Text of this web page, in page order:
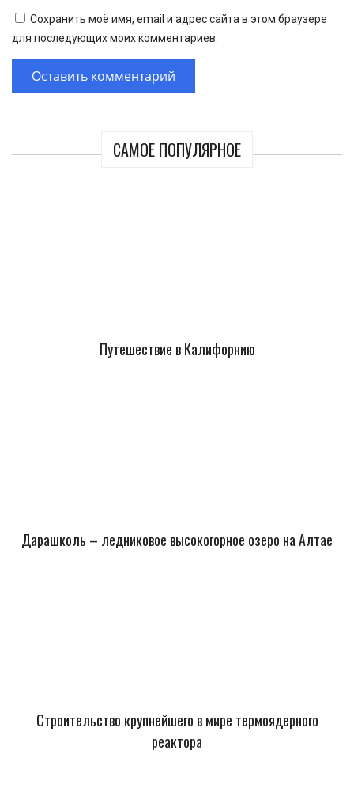
САМОЕ ПОПУЛЯРНОЕ
Путешествие в Калифорнию
Дарашколь – ледниковое высокогорное озеро на Алтае
Строительство крупнейшего в мире термоядерного
реактора
Сохранить моё имя, email и адрес сайта в этом браузере
для последующих моих комментариев.